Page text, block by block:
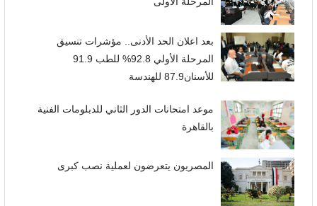
بعد اعلان الحد الأدنى.. مؤشرات تنسيق
المرحلة الأولي 92.8% للطب 91.9
للأسنان87.9 للهندسة
موعد امتحانات الدور الثاني للدبلومات الفنية
بالقاهرة
المصريون يتعرضون لعملية نصب كبرى